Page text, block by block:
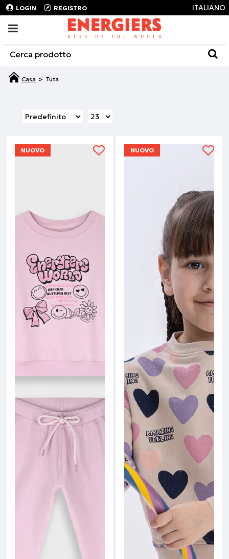
LOGIN REGISTRO ITALIANO
Tuta
NUOVO NUOVO